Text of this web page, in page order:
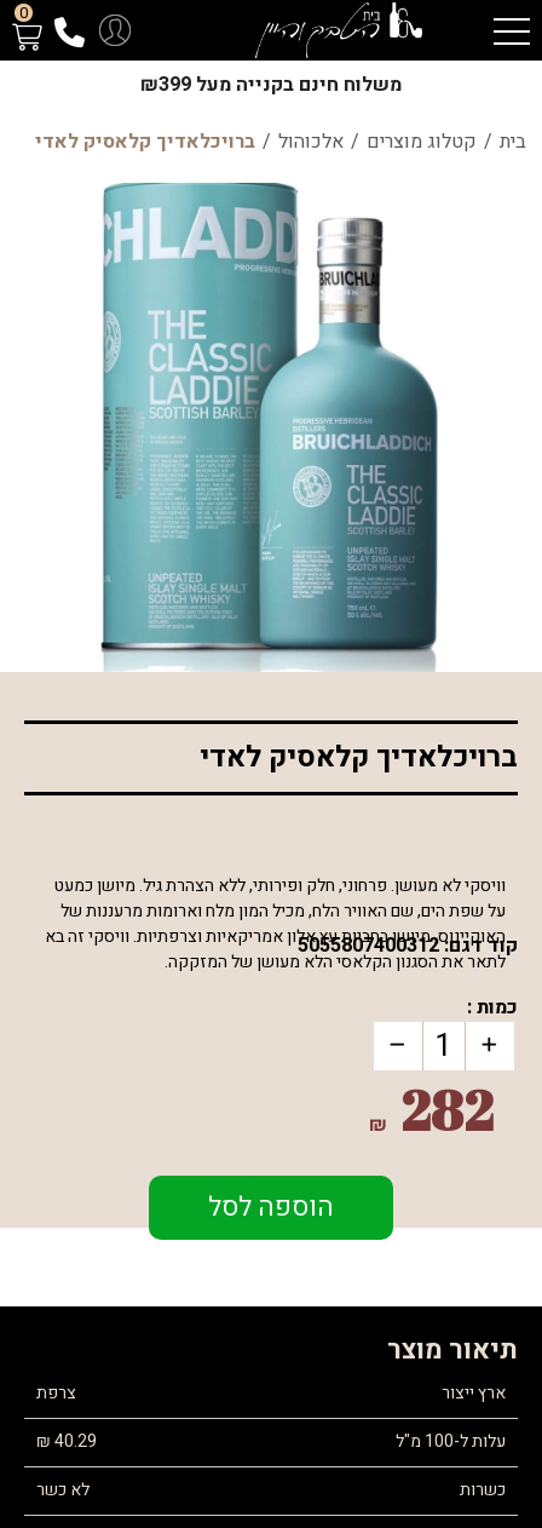
0
משלוח חינם בקנייה מעל ₪399
בית / קטלוג מוצרים / אלכוהול / ברויכלאדיך קלאסיק לאדי
ברויכלאדיך קלאסיק לאדי
וויסקי לא מעושן. פרחוני, חלק ופירותי, ללא הצהרת גיל. מיושן כמעט
על שפת הים, שם האוויר הלח, מכיל המון מלח וארומות מרעננות של
האוקיינוס, מיושן בחביות עץ אלון אמריקאיות וצרפתיות. וויסקי זה בא
לתאר את הסגנון הקלאסי הלא מעושן של המזקקה.
קוד דגם:5055807400312
כמות :
282
₪
הוספה לסל
תיאור מוצר
ארץ ייצור
צרפת
עלות ל-100 מ"ל
40.29 ₪
כשרות
לא כשר